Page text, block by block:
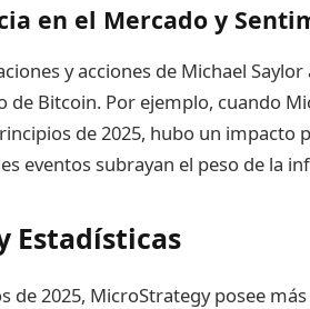
en el Mercado y
y acciones de Michael
de Bitcoin. Por ejemplo, cuando
de 2025, hubo un impacto
eventos subrayan el peso de la
Estadísticas
de 2025, MicroStrategy posee más